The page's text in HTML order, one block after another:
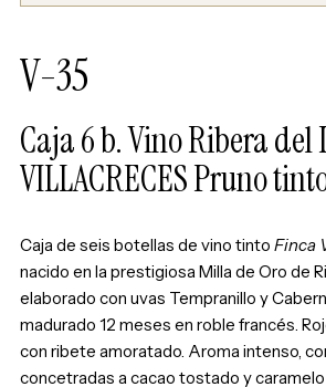
V-35
Caja 6 b. Vino Ribera del
VILLACRECES Pruno
Caja de seis botellas de vino tinto Finca
nacido en la prestigiosa Milla de Oro de
elaborado con uvas Tempranillo y
madurado 12 meses en roble francés.
con ribete amoratado. Aroma intenso,
concetradas a cacao tostado y